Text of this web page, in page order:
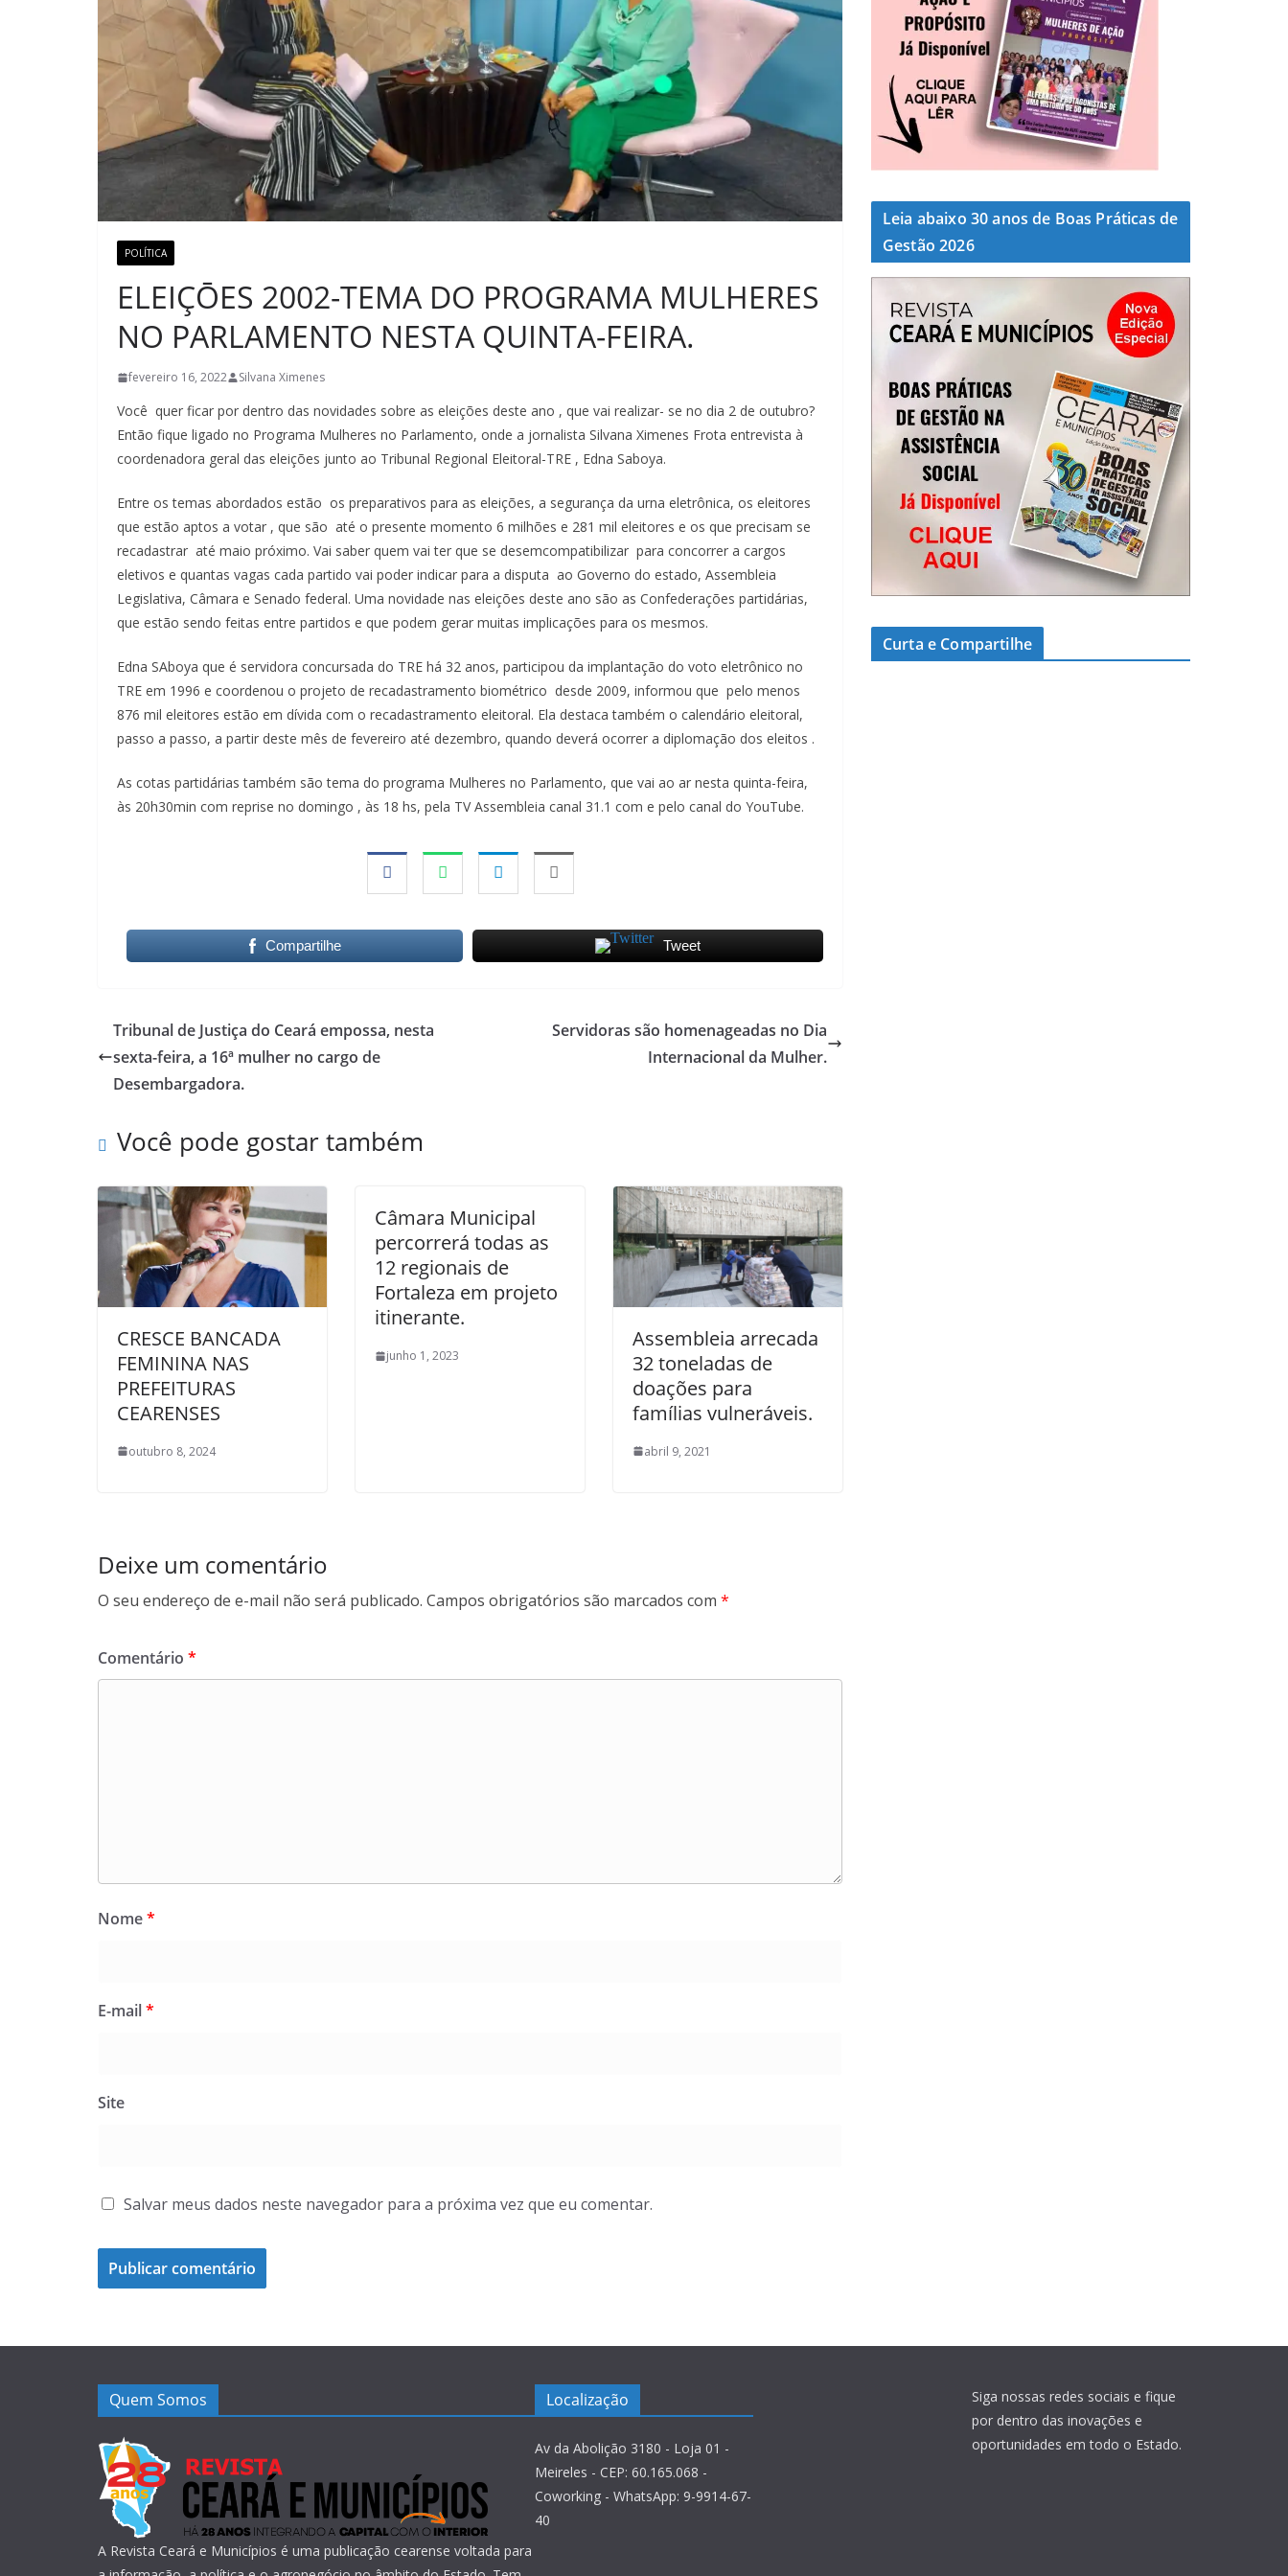
POLÍTICA
ELEIÇŌES 2002-TEMA DO PROGRAMA MULHERES
NO PARLAMENTO NESTA QUINTA-FEIRA.
fevereiro 16, 2022 Silvana Ximenes
Você quer ficar por dentro das novidades sobre as eleições deste ano , que vai realizar- se no dia 2 de outubro?
Então fique ligado no Programa Mulheres no Parlamento, onde a jornalista Silvana Ximenes Frota entrevista à
coordenadora geral das eleições junto ao Tribunal Regional Eleitoral-TRE , Edna Saboya.
Entre os temas abordados estão os preparativos para as eleições, a segurança da urna eletrônica, os eleitores
que estão aptos a votar , que são até o presente momento 6 milhões e 281 mil eleitores e os que precisam se
recadastrar até maio próximo. Vai saber quem vai ter que se desemcompatibilizar para concorrer a cargos
eletivos e quantas vagas cada partido vai poder indicar para a disputa ao Governo do estado, Assembleia
Legislativa, Câmara e Senado federal. Uma novidade nas eleições deste ano são as Confederações partidárias,
que estão sendo feitas entre partidos e que podem gerar muitas implicações para os mesmos.
Edna SAboya que é servidora concursada do TRE há 32 anos, participou da implantação do voto eletrônico no
TRE em 1996 e coordenou o projeto de recadastramento biométrico desde 2009, informou que pelo menos
876 mil eleitores estão em dívida com o recadastramento eleitoral. Ela destaca também o calendário eleitoral,
passo a passo, a partir deste mês de fevereiro até dezembro, quando deverá ocorrer a diplomação dos eleitos .
As cotas partidárias também são tema do programa Mulheres no Parlamento, que vai ao ar nesta quinta-feira,
às 20h30min com reprise no domingo , às 18 hs, pela TV Assembleia canal 31.1 com e pelo canal do YouTube.
Compartilhe Tweet
Tribunal de Justiça do Ceará empossa, nesta
sexta-feira, a 16ª mulher no cargo de
Desembargadora.
Servidoras são homenageadas no Dia
Internacional da Mulher.
Você pode gostar também
CRESCE BANCADA
FEMININA NAS
PREFEITURAS
CEARENSES
outubro 8, 2024
Câmara Municipal
percorrerá todas as
12 regionais de
Fortaleza em projeto
itinerante.
junho 1, 2023
Assembleia arrecada
32 toneladas de
doações para
famílias vulneráveis.
abril 9, 2021
Deixe um comentário
O seu endereço de e-mail não será publicado. Campos obrigatórios são marcados com *
Comentário *
Nome*
E-mail*
Site
Salvar meus dados neste navegador para a próxima vez que eu comentar.
Leia abaixo 30 anos de Boas Práticas de
Gestão 2026
Curta e Compartilhe
Quem Somos
A Revista Ceará e Municípios é uma publicação cearense voltada para
Localização
Av da Abolição 3180 - Loja 01 -
Meireles - CEP: 60.165.068 -
Coworking - WhatsApp: 9-9914-67-
40
Siga nossas redes sociais e fique
por dentro das inovações e
oportunidades em todo o Estado.